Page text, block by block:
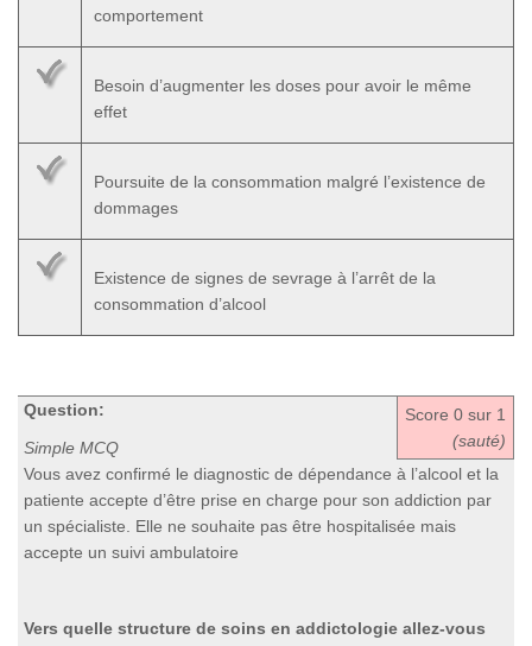
comportement
Besoin d’augmenter les doses pour avoir le même
effet
Poursuite de la consommation malgré l’existence de
dommages
Existence de signes de sevrage à l’arrêt de la
consommation d’alcool
Score 0 sur 1
(sauté)
Question:
Simple MCQ
Vous avez confirmé le diagnostic de dépendance à l’alcool et la
patiente accepte d’être prise en charge pour son addiction par
un spécialiste. Elle ne souhaite pas être hospitalisée mais
accepte un suivi ambulatoire
Vers quelle structure de soins en addictologie allez-vous